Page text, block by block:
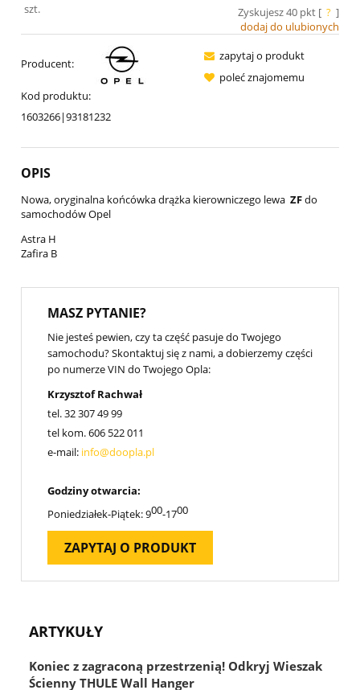
szt. Zyskujesz40pkt [ ? ]
dodaj do ulubionych
Producent:
Kod produktu:
1603266|93181232
zapytaj o produkt
poleć znajomemu
OPIS
Nowa, oryginalna końcówka drążka kierowniczego lewa ZFdo
samochodów Opel
Astra H
Zafira B
MASZ PYTANIE?
Nie jesteś pewien, czy ta część pasuje do Twojego
samochodu? Skontaktuj się z nami, a dobierzemy części
po numerze VIN do Twojego Opla:
Krzysztof Rachwał
tel.32 307 49 99
tel kom.606 522 011
e-mail: info@doopla.pl
Godziny otwarcia:
Poniedziałek-Piątek: 900-1700
ZAPYTAJ O PRODUKT
ARTYKUŁY
Koniec z zagraconą przestrzenią! Odkryj Wieszak
Ścienny THULE Wall Hanger